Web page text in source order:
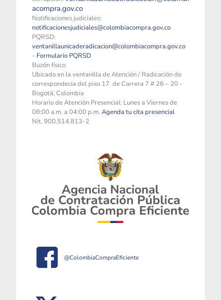
acompra.gov.co
Notificaciones judiciales:
notificacionesjudiciales@colombiacompra.gov.co
PQRSD:
ventanillaunicaderadicacion@colombiacompra.gov.co
- Formulario PQRSD
Buzón físico
Ubicado en la ventanilla de Atención / Radicación de
correspondecia del piso 17 de Carrera 7 # 26 – 20 -
Bogotá, Colombia
Horario de Atención Presencial: Lunes a Viernes de
08:00 a.m. a 04:00 p.m. Agenda tu cita presencial
Nit. 900.514.813-2
@ColombiaCompraEficiente